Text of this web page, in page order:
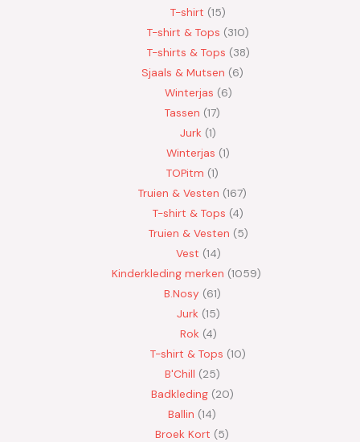
T-shirt 15
T-shirt & Tops 310
T-shirts & Tops 38
Sjaals & Mutsen 6
Winterjas 6
Tassen 17
Jurk 1
Winterjas 1
TOPitm 1
Truien & Vesten 167
T-shirt & Tops 4
Truien & Vesten 5
Vest 14
Kinderkleding merken 1059
B.Nosy 61
Jurk 15
Rok 4
T-shirt & Tops 10
B'Chill 25
Badkleding 20
Ballin 14
Broek Kort 5